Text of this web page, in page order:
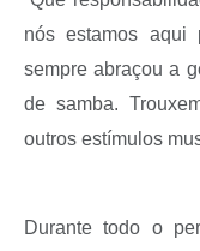
nós estamos aqui
sempre abraçou a
de samba.
outros estímulos
Durante todo o